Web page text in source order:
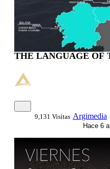
THE LANGUAGE OF
9,131 Visitas Argimedia
Hace 6